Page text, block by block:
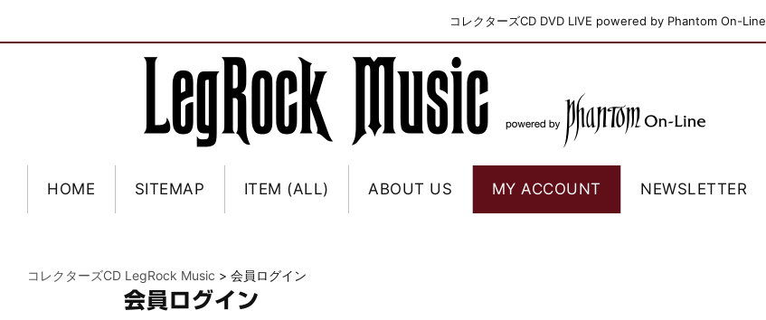
コレクターズCD DVD LIVE powered by Phantom On-Line
HOME SITEMAP ITEM (ALL) ABOUT US MY ACCOUNT NEWSLETTER
コレクターズCD LegRock Music > 会員ログイン
会員ログイン